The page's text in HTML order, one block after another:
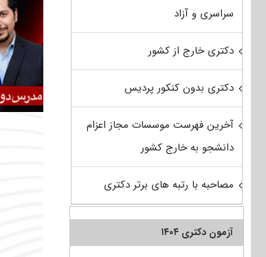
سراسری و آزاد
دکتری خارج از کشور
دکتری بدون کنکور پردیس
آخرین فهرست موسسات مجاز اعزام
دانشجو به خارج کشور
مصاحبه با رتبه های برتر دکتری
آزمون دکتری ۱۴۰۴